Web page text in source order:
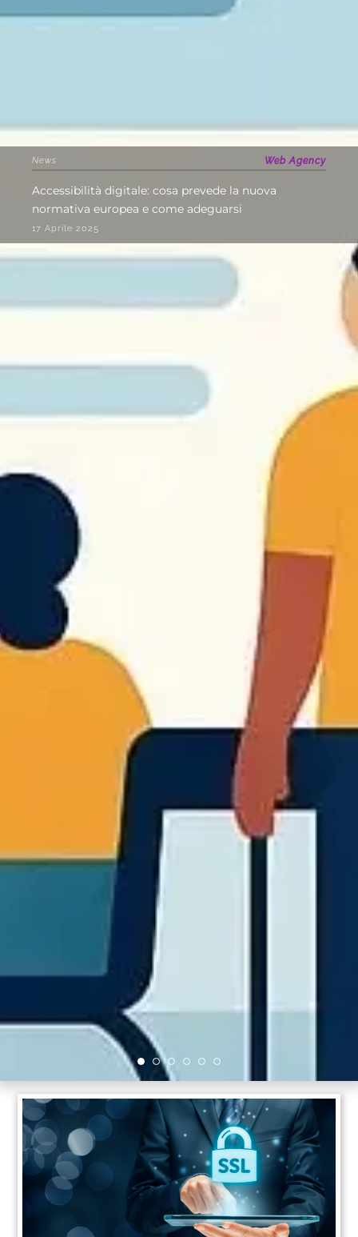
News Web Agency
Accessibilità digitale: cosa prevede la nuova
normativa europea e come adeguarsi
17 Aprile 2025